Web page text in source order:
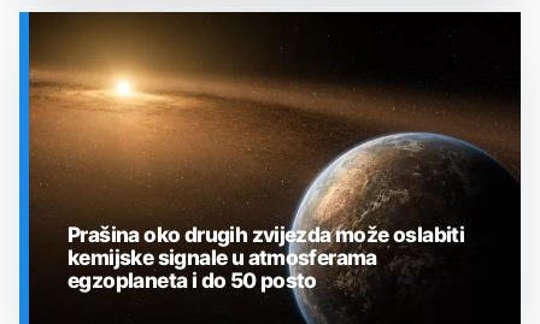
SVEMIR
Prašina oko drugih zvijezda može oslabiti
kemijske signale u atmosferama
egzoplaneta i do 50 posto